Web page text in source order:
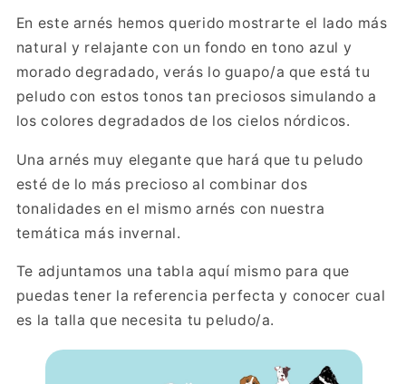
En este arnés hemos querido mostrarte el lado más
natural y relajante con un fondo en tono azul y
morado degradado, verás lo guapo/a que está tu
peludo con estos tonos tan preciosos simulando a
los colores degradados de los cielos nórdicos.
Una arnés muy elegante que hará que tu peludo
esté de lo más precioso al combinar dos
tonalidades en el mismo arnés con nuestra
temática más invernal.
Te adjuntamos una tabla aquí mismo para que
puedas tener la referencia perfecta y conocer cual
es la talla que necesita tu peludo/a.